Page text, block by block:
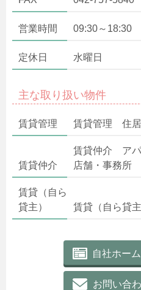
営業時間 09:30～18:30
定休日 水曜日
主な取り扱い物件
賃貸管理 賃貸管理 住
賃貸仲介
賃貸仲介 アパ
店舗・事務所
賃貸（自ら
貸主）
賃貸（自ら貸
自社ホー
お問い合